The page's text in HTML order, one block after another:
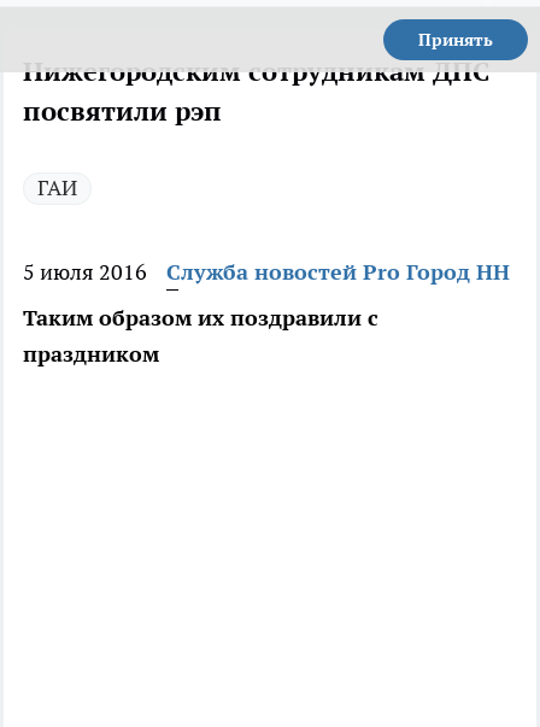
Принять
Нижегородским сотрудникам ДПС
посвятили рэп
ГАИ
5 июля 2016
Служба новостей Pro Город НН
Таким образом их поздравили с
праздником